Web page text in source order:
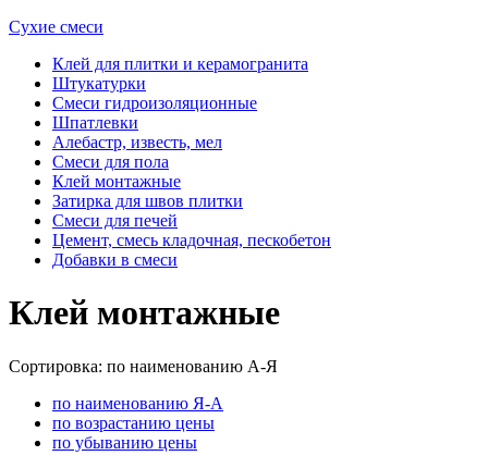
Сухие смеси
Клей для плитки и керамогранита
Штукатурки
Смеси гидроизоляционные
Шпатлевки
Алебастр, известь, мел
Смеси для пола
Клей монтажные
Затирка для швов плитки
Смеси для печей
Цемент, смесь кладочная, пескобетон
Добавки в смеси
Клей монтажные
Сортировка: по наименованию А-Я
по наименованию Я-А
по возрастанию цены
по убыванию цены